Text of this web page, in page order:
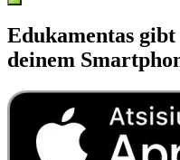
Edukamentas
deinem